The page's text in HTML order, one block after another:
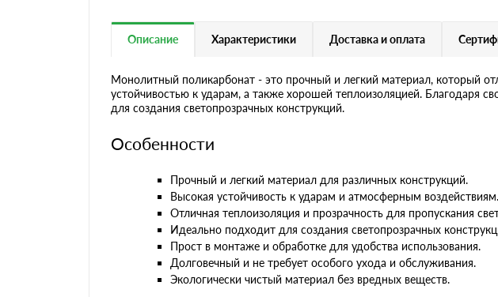
Описание Характеристики Доставка и оплата
Монолитный поликарбонат - это прочный и легкий материал, который
устойчивостью к ударам, а также хорошей теплоизоляцией. Благодаря
для создания светопрозрачных конструкций.
Особенности
Прочный и легкий материал для различных конструкций.
Высокая устойчивость к ударам и атмосферным воздействиям.
Отличная теплоизоляция и прозрачность для пропускания
Идеально подходит для создания светопрозрачных
Прост в монтаже и обработке для удобства использования.
Долговечный и не требует особого ухода и обслуживания.
Экологически чистый материал без вредных веществ.